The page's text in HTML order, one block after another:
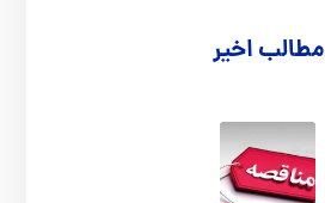
مطالب اخیر